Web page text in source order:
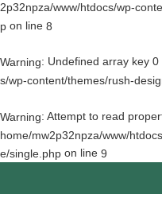
2p32npza/www/htdocs/wp-
p on line 8
Warning: Undefined array key 0
s/wp-content/themes/rush-
Warning: Attempt to read
home/mw2p32npza/www/
e/single.php on line 9